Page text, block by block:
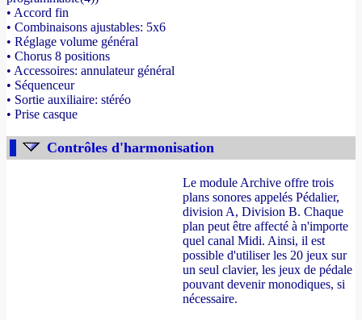
• Accord fin
• Combinaisons ajustables: 5x6
• Réglage volume général
• Chorus 8 positions
• Accessoires: annulateur général
• Séquenceur
• Sortie auxiliaire: stéréo
• Prise casque
Contrôles d'harmonisation
Le module Archive offre trois
plans sonores appelés Pédalier,
division A, Division B. Chaque
plan peut être affecté à n'importe
quel canal Midi. Ainsi, il est
possible d'utiliser les 20 jeux sur
un seul clavier, les jeux de pédale
pouvant devenir monodiques, si
nécessaire.